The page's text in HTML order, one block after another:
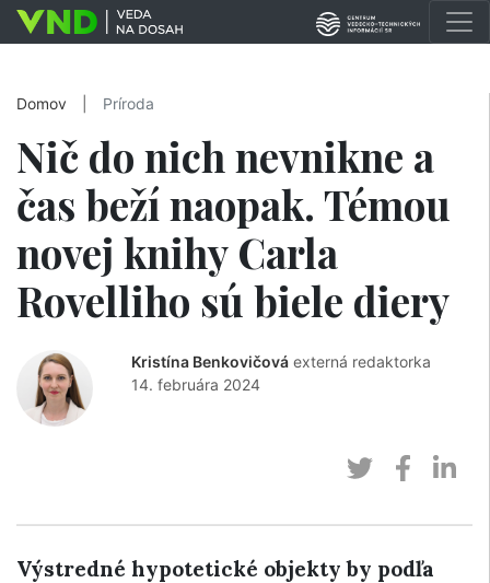
Domov Príroda
Nič do nich nevnikne a
čas beží naopak. Témou
novej knihy Carla
Rovelliho sú biele diery
Kristína Benkovičová externá redaktorka
14. februára 2024
Výstredné hypotetické objekty by podľa